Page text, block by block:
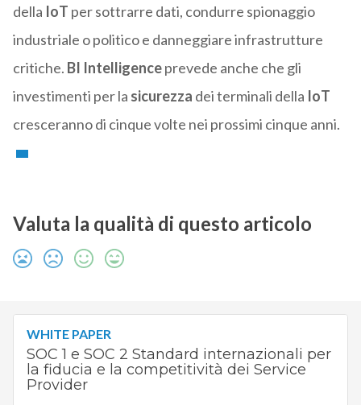
della IoT per sottrarre dati, condurre spionaggio
industriale o politico e danneggiare infrastrutture
critiche. BI Intelligenceprevede anche che gli
investimenti per la sicurezza dei terminali della IoT
cresceranno di cinque volte nei prossimi cinque anni.
Valuta la qualità di questo articolo
WHITE PAPER
SOC 1 e SOC 2 Standard internazionali per
la fiducia e la competitività dei Service
Provider